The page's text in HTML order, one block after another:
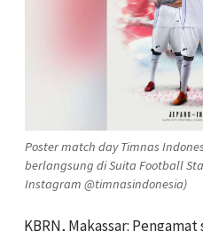
Poster match day Timnas
berlangsung di Suita Football
Instagram @timnasindonesia)
KBRN, Makassar: